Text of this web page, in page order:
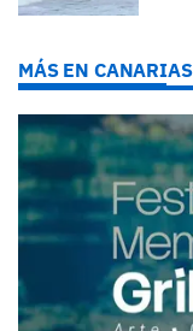
MÁS EN CANARIAS